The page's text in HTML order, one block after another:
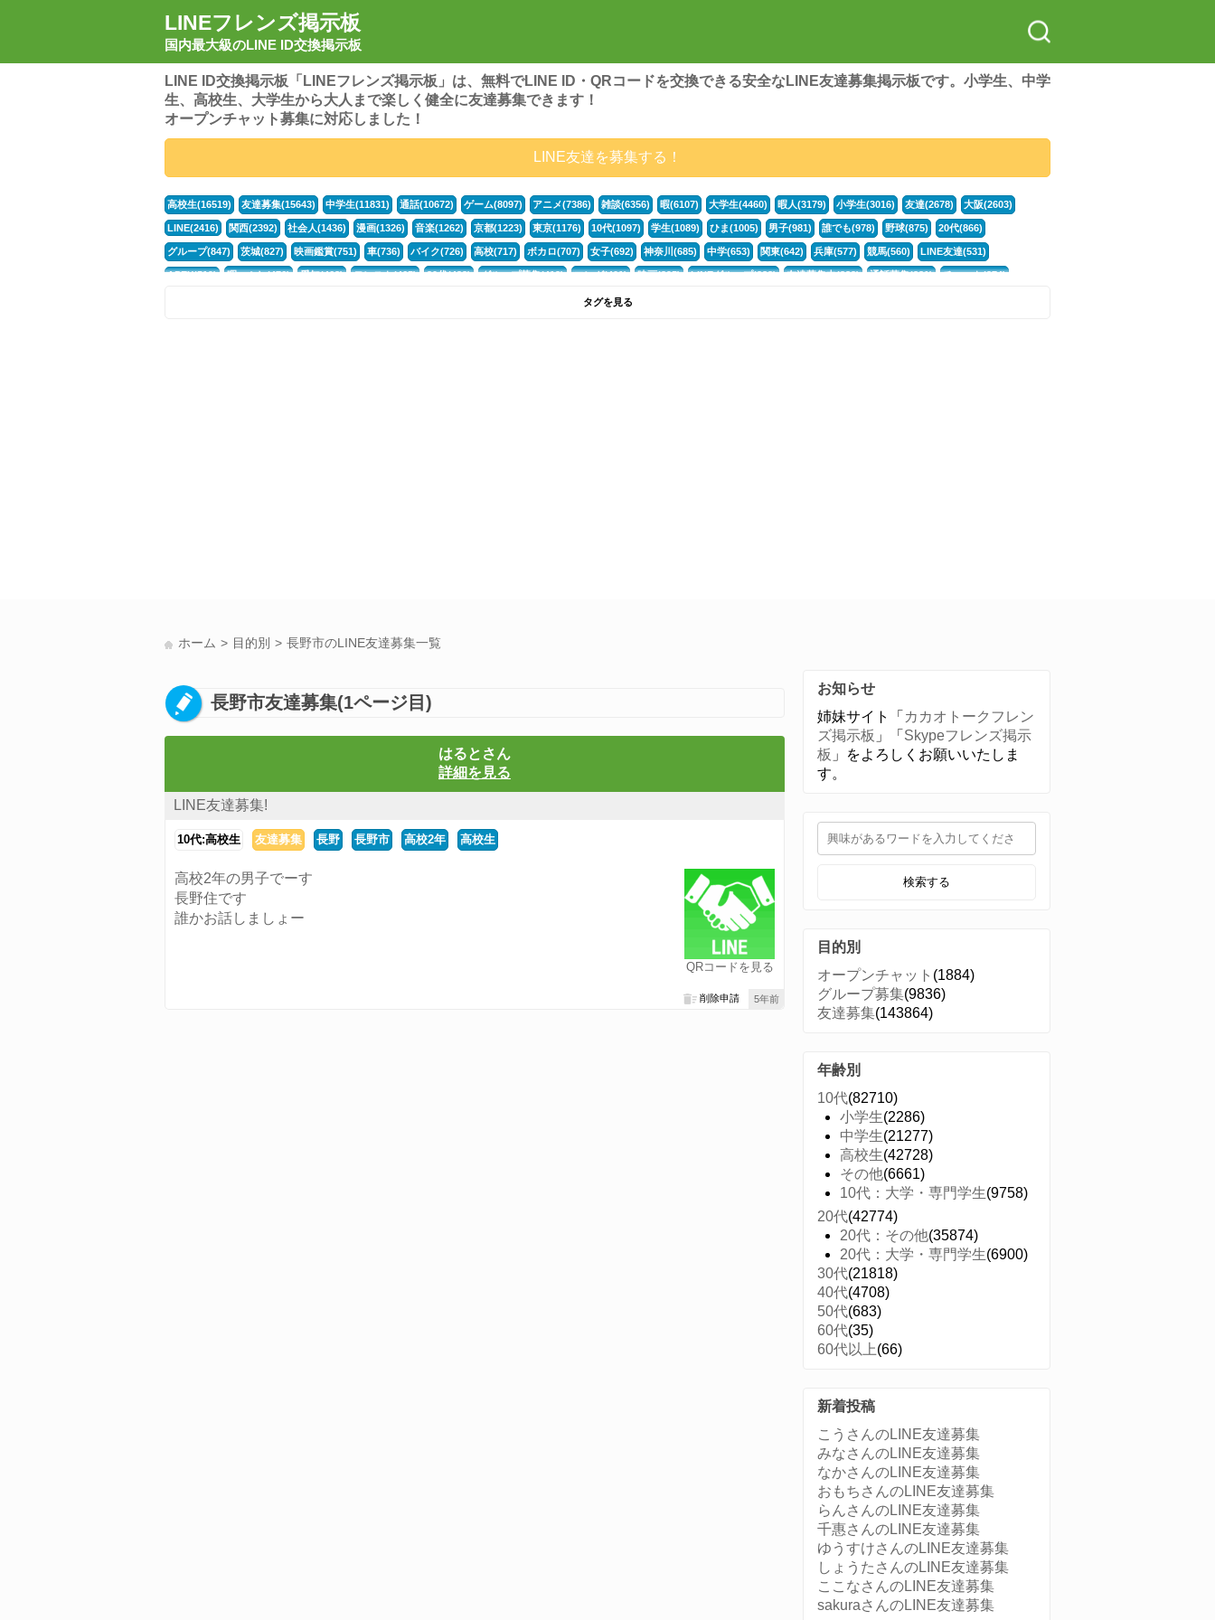
LINEフレンズ掲示板
国内最大級のLINE ID交換掲示板
LINE ID交換掲示板「LINEフレンズ掲示板」は、無料でLINE ID・QRコードを交換できる安全なLINE友達募集掲示板です。小学生、中学
生、高校生、大学生から大人まで楽しく健全に友達募集できます！
オープンチャット募集に対応しました！
LINE友達を募集する！
高校生(16519) 友達募集(15643) 中学生(11831) 通話(10672) ゲーム(8097) アニメ(7386) 雑談(6356) 暇(6107) 大学生(4460) 暇人(3179) 小学生(3016) 友達(2678) 大阪(2603)
LINE(2416) 関西(2392) 社会人(1436) 漫画(1326) 音楽(1262) 京都(1223) 東京(1176) 10代(1097) 学生(1089) ひま(1005) 男子(981) 誰でも(978) 野球(875) 20代(866)
グループ(847) 茨城(827) 映画鑑賞(751) 車(736) バイク(726) 高校(717) ボカロ(707) 女子(692) 神奈川(685) 中学(653) 関東(642) 兵庫(577) 競馬(560) LINE友達(531)
APEX(519) 暇つぶし(476) 愛知(468) モンスト(465) 30代(433) グループ募集(412) マンガ(401) 映画(395) LINEグループ(388) 友達募集中(382) 通話募集(381) チャット(374)
フォートナイト(320)
タグを見る
ホーム 目的別 長野市のLINE友達募集一覧
長野市友達募集(1ページ目)
はるとさん
詳細を見る
LINE友達募集!
10代:高校生 友達募集 長野 長野市 高校2年 高校生
QRコードを見る
高校2年の男子でーす
長野住です
誰かお話しましょー
5年前
削除申請
お知らせ
姉妹サイト「 カカオトークフレン
ズ掲示板 」「 Skypeフレンズ掲示
板 」をよろしくお願いいたしま
す。
検索する
目的別
オープンチャット (1884)
グループ募集(9836)
友達募集(143864)
年齢別
10代(82710)
小学生(2286)
中学生(21277)
高校生(42728)
その他(6661)
10代：大学・専門学生(9758)
20代(42774)
20代：その他(35874)
20代：大学・専門学生(6900)
30代(21818)
40代(4708)
50代(683)
60代(35)
60代以上(66)
新着投稿
こうさんのLINE友達募集
みなさんのLINE友達募集
なかさんのLINE友達募集
おもちさんのLINE友達募集
らんさんのLINE友達募集
千惠さんのLINE友達募集
ゆうすけさんのLINE友達募集
しょうたさんのLINE友達募集
ここなさんのLINE友達募集
sakuraさんのLINE友達募集